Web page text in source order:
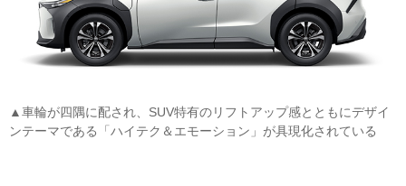
▲車輪が四隅に配され、SUV特有のリフトアップ感とともにデザイ
ンテーマである「ハイテク＆エモーション」が具現化されている